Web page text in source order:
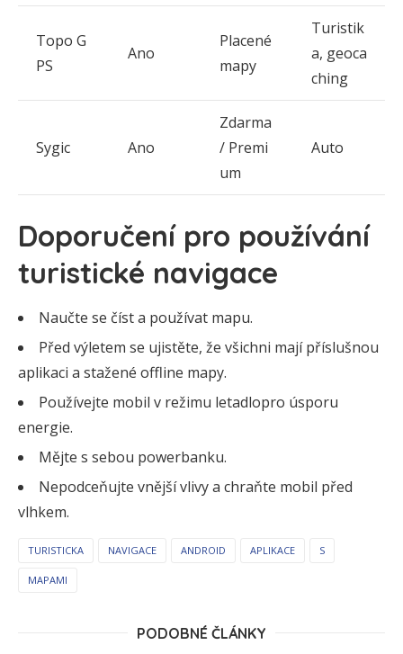
Topo G
PS
Ano
Placené
mapy
Turistik
a, geoca
ching
Sygic Ano
Zdarma
/ Premi
um
Auto
Doporučení pro používání
turistické navigace
Naučte se číst a používat mapu.
Před výletem se ujistěte, že všichni mají příslušnou
aplikaci a stažené offline mapy.
Používejte mobil v režimu letadlopro úsporu
energie.
Mějte s sebou powerbanku.
Nepodceňujte vnější vlivy a chraňte mobil před
vlhkem.
TURISTICKA NAVIGACE ANDROID APLIKACE S
MAPAMI
PODOBNÉ ČLÁNKY